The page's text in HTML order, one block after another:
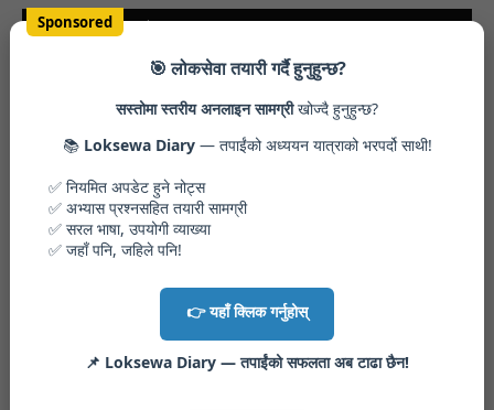
You may like these posts
समसामयिक शृङ्खला (असार, ०७८) July 07, 2021
राष्ट्रिय तथा अन्तर्राष्ट्रिय दिवसका नाराहरु July 07, 2021
लिपि : बहस कम, विवाद धेरै
0 Comments
Sponsored
🎯 लोकसेवा तयारी गर्दै हुनुहुन्छ?
सस्तोमा स्तरीय अनलाइन सामग्रीखोज्दै हुनुहुन्छ?
📚 Loksewa Diary— तपाईंको अध्ययन यात्राको भरपर्दो साथी!
✅ नियमित अपडेट हुने नोट्स
✅ अभ्यास प्रश्नसहित तयारी सामग्री
✅ सरल भाषा, उपयोगी व्याख्या
✅ जहाँ पनि, जहिले पनि!
👉 यहाँ क्लिक गर्नुहोस्
📌 Loksewa Diary — तपाईंको सफलता अब टाढा छैन!